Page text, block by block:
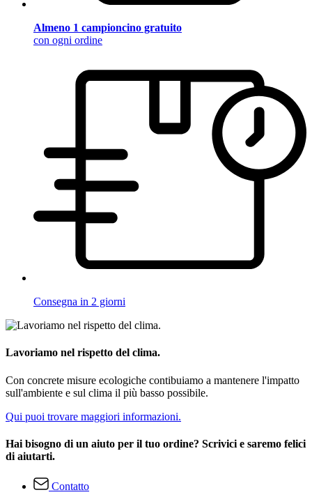
Almeno 1 campioncino gratuito
con ogni ordine
Consegna in 2 giorni
Lavoriamo nel rispetto del clima.
Con concrete misure ecologiche contibuiamo a mantenere l'impatto
sull'ambiente e sul clima il più basso possibile.
Qui puoi trovare maggiori informazioni.
Hai bisogno di un aiuto per il tuo ordine? Scrivici e saremo felici
di aiutarti.
Contatto